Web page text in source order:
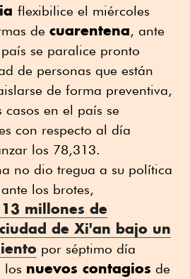
flexibilice el miércoles
de cuarentena, ante
se paralice pronto
de personas que están
de forma preventiva,
casos en el país se
con respecto al día
los 78,313.
no dio tregua a su política
los brotes,
millones de
de Xi'an bajo un
por séptimo día
los nuevos contagios de